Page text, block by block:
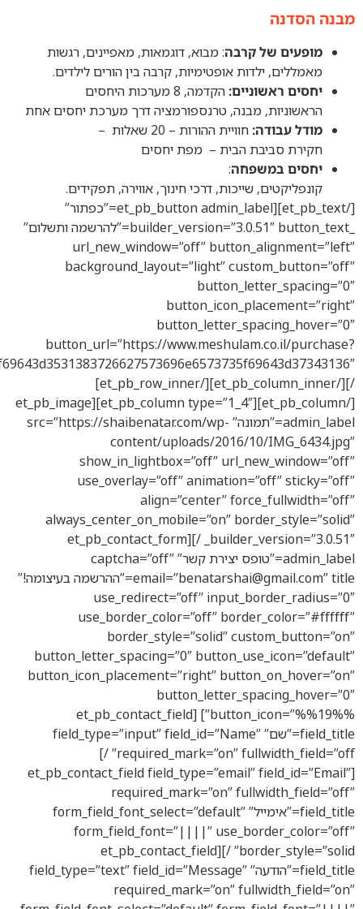
של קרבה: מבוא, דוגמאות, מאפיינים, רגשות
ילדות אופטימיות, קרבה בין הורים לילדים.
הקדמה, 8 מערכות היחסים
מבנה, טרנספורמציה דרך מערכת יחסים אחת
:
חוויית ההורות – 20 שאלות –
הבית – מפת יחסים
:
שייכות, דרכי חינוך, אווירה, תפקידים.
[/et_pb_text][et_pb_button admin_label=”כפתור”
_builder_version=”3.0.51″ button_text=”להרשמה ותשלום”
url_new_window=”off”
background_layout=”light”
button_url=”https://
/][/et_pb_column_inner][/et_pb_row_inner]
[/et_pb_column][et_pb_column type=”1_4″][et_pb_image
admin_label=”תמונה” src=”https://shaibenatar.com/wp-
content/uploads/2016/10/
show_in_lightbox=”off”
use_overlay=”off”
align=”center”
always_center_on_mobile=”on”
_builder_version=”3.0.51″ /][et_pb_contact_form
admin_label=”טופס יצירת קשר” captcha=”off”
email=”” title=”ההרשמה בעיצומה!”
use_redirect=”off”
use_border_color=”off”
border_style=”solid”
button_letter_spacing=”0″
button_icon_placement=”right”
button_icon=”%%19%%”] [et_pb_contact_field
field_title=”שם” field_type=”input” field_id=”Name”
required_mark=”on” fullwidth_field=”off” /]
[et_pb_contact_field field_type=”email”
required_mark=”on”
field_title=”אימייל” form_field_font_select=”default”
form_field_font=”||||”
border_style=”solid” /][et_pb_contact_field
field_title=”הודעה” field_type=”text” field_id=”Message”
required_mark=”on”